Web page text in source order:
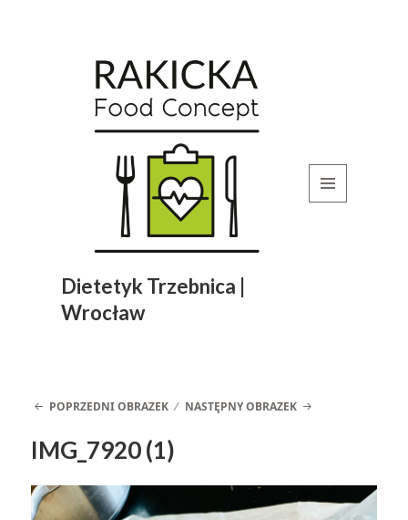
Dietetyk Trzebnica |
Wrocław
POPRZEDNI OBRAZEK NASTĘPNY OBRAZEK
IMG_7920 (1)